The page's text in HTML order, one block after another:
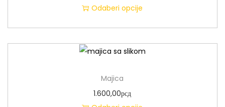
Odaberi opcije
Majica
1.600,00рсд